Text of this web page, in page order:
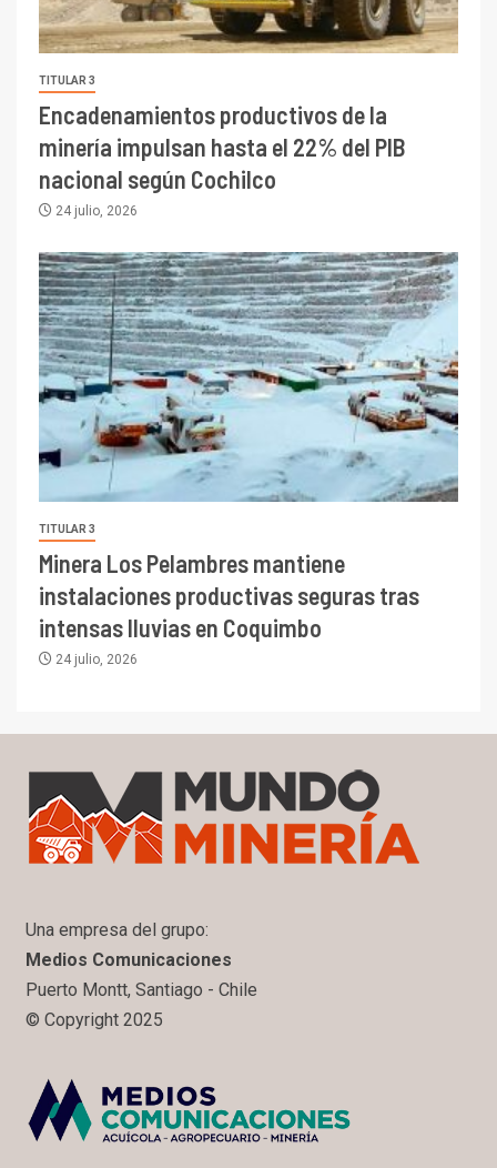
TITULAR 3
Encadenamientos productivos de la
minería impulsan hasta el 22% del PIB
nacional según Cochilco
24 julio, 2026
TITULAR 3
Minera Los Pelambres mantiene
instalaciones productivas seguras tras
intensas lluvias en Coquimbo
24 julio, 2026
Una empresa del grupo:
Medios Comunicaciones
Puerto Montt, Santiago - Chile
© Copyright 2025